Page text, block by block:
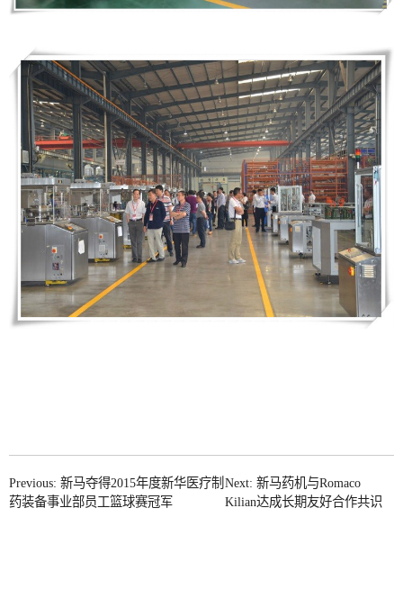
Previous: 新马夺得2015年度新华医疗制
药装备事业部员工篮球赛冠军
Next: 新马药机与Romaco
Kilian达成长期友好合作共识